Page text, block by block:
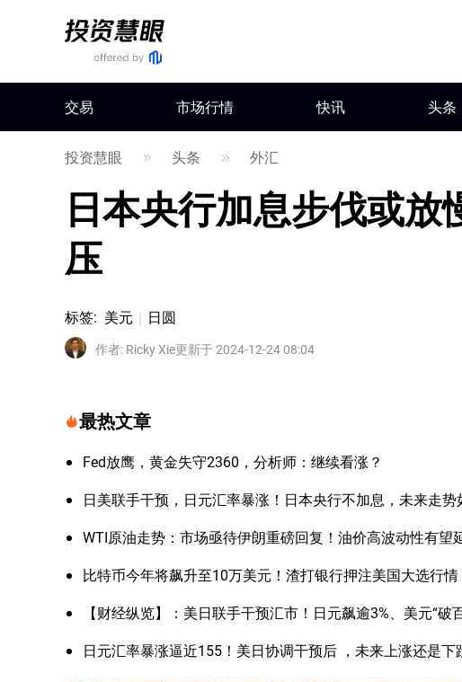
交易 市场行情 快讯 头条
投资慧眼 头条 外汇
日本央行加息步伐或放
压
标签: 美元 日圆
作者: Ricky Xie更新于 2024-12-24 08:04
最热文章
Fed放鹰，黄金失守2360，分析师：继续看涨？
日美联手干预，日元汇率暴涨！日本央行不加息，未来走势
WTI原油走势：市场亟待伊朗重磅回复！油价高波动性有望
比特币今年将飙升至10万美元！渣打银行押注美国大选行情
【财经纵览】：美日联手干预汇市！日元飙逾3%、美元“
日元汇率暴涨逼近155！美日协调干预后 ，未来上涨还是下